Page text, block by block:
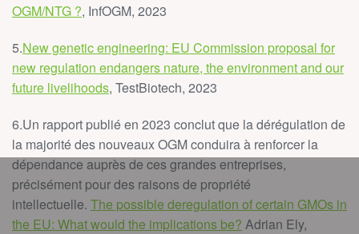
OGM/NTG ?, InfOGM, 2023
5.New genetic engineering: EU Commission proposal for
new regulation endangers nature, the environment and our
future livelihoods, TestBiotech, 2023
6.Un rapport publié en 2023 conclut que la dérégulation de
la majorité des nouveaux OGM conduira à renforcer la
dépendance auprès de ces grandes entreprises,
précisément pour des raisons de propriété
intellectuelle. The possible deregulation of certain GMOs in
the EU: What would the implications be? Adrian Ely,